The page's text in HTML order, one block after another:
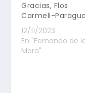
Gracias, Flos
Carmeli-
12/11/2023
En "Fernando de
Mora"